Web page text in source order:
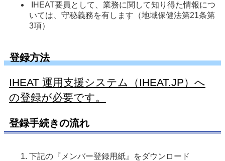
IHEAT要員として、業務に関して知り得た情報につ
いては、守秘義務を有します（地域保健法第21条第
3項）
登録方法
IHEAT 運用支援システム（IHEAT.JP）へ
の登録が必要です。
登録手続きの流れ
下記の『メンバー登録用紙』をダウンロード